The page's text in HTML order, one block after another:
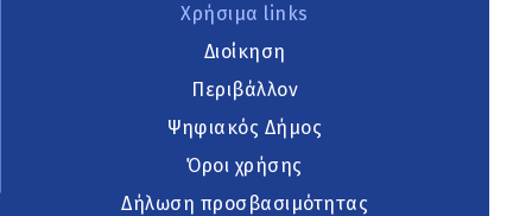
Χρήσιμα links
Διοίκηση
Περιβάλλον
Ψηφιακός Δήμος
Όροι χρήσης
Δήλωση προσβασιμότητας